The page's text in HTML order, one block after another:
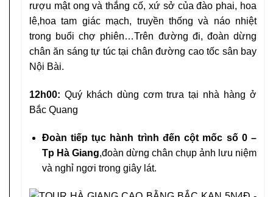
rượu mật ong và thắng cố, xứ sở của đào phai, hoa
lê,hoa tam giác mạch, truyền thống và náo nhiệt
trong buổi chợ phiên…Trên đường đi, đoàn dừng
chân ăn sáng tự túc tại chân đường cao tốc sân bay
Nội Bài.
12h00: Quý khách dùng cơm trưa tại nhà hàng ở
Bắc Quang
Đoàn tiếp tục hành trình đến cột mốc số 0 –
Tp Hà Giang,đoàn dừng chân chụp ảnh lưu niệm
và nghỉ ngơi trong giây lát.